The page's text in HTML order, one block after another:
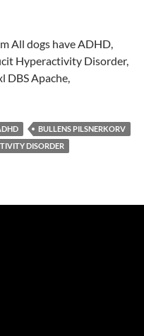
All dogs have ADHD,
Hyperactivity Disorder,
DBS Apache,
BULLENS PILSNERKORV
DISORDER